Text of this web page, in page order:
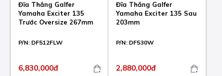
Đĩa Thắng Galfer
Yamaha Exciter 135
Trước Oversize 267mm
P/N: DF512FLW
6,830,000đ
Đĩa Thắng Galfer
Yamaha Exciter 135 Sau
203mm
P/N: DF530W
2,880,000đ